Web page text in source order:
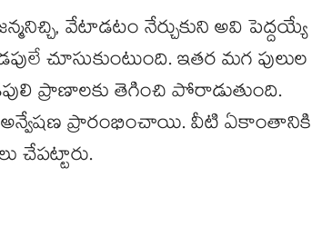
వేటాడటం నేర్చుకుని అవి పెద్దయ్యే
చూసుకుంటుంది. ఇతర మగ పులుల
ప్రాణాలకు తెగించి పోరాడుతుంది.
అన్వేషణ ప్రారంభించాయి. వీటి ఏకాంతానికి
చేపట్టారు.